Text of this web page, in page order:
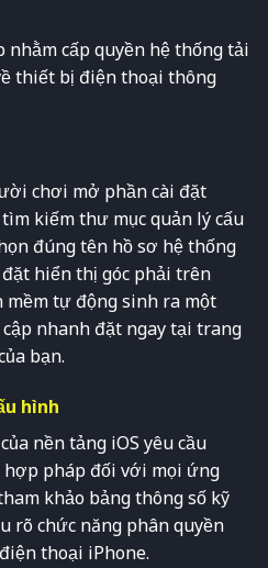
nhằm cấp quyền hệ thống tải
thiết bị điện thoại thông
chơi mở phần cài đặt
kiếm thư mục quản lý cấu
đúng tên hồ sơ hệ thống
hiển thị góc phải trên
mềm tự động sinh ra một
nhanh đặt ngay tại trang
bạn.
hình
nền tảng iOS yêu cầu
pháp đối với mọi ứng
khảo bảng thông số kỹ
rõ chức năng phân quyền
thoại iPhone.